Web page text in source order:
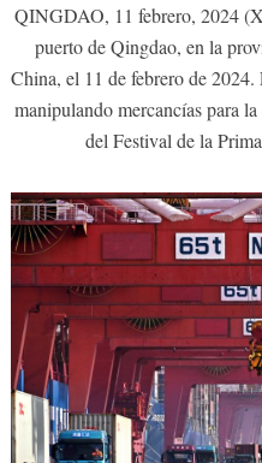
QINGDAO, 11 febrero, 2024
puerto de Qingdao, en la
China, el 11 de febrero de
manipulando mercancías para
del Festival de la